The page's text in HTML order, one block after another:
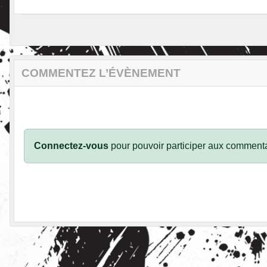
COMMENTEZ L’ÉVÈNEMENT
Connectez-vous pour pouvoir participer aux